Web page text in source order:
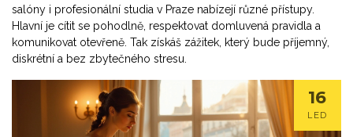
salóny i profesionální studia v Praze nabízejí různé přístupy.
Hlavní je cítit se pohodlně, respektovat domluvená pravidla a
komunikovat otevřeně. Tak získáš zážitek, který bude příjemný,
diskrétní a bez zbytečného stresu.
16
LED